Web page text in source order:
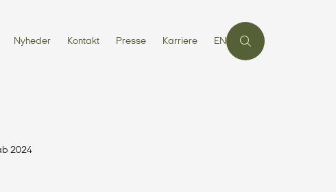
Nyheder Kontakt Presse Karriere EN
2024